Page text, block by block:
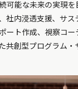
可能な未来の実現を
社内浸透支援、サス
ート作成、視察コー
共創型プログラム・